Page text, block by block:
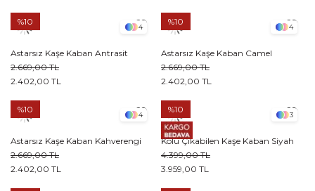
4
Astarsız Kaşe Kaban Antrasit
2.402,00 TL
2.669,00 TL
%10
4
Astarsız Kaşe Kaban Camel
2.402,00 TL
2.669,00 TL
%10
4
Astarsız Kaşe Kaban Kahverengi
2.402,00 TL
2.669,00 TL
%10
3
Kolu Çıkabilen Kaşe Kaban Siyah
3.959,00 TL
4.399,00 TL
%10